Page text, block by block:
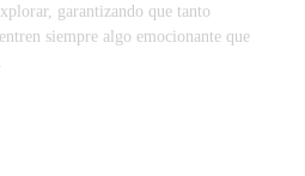
garantizando que tanto
siempre algo emocionante que